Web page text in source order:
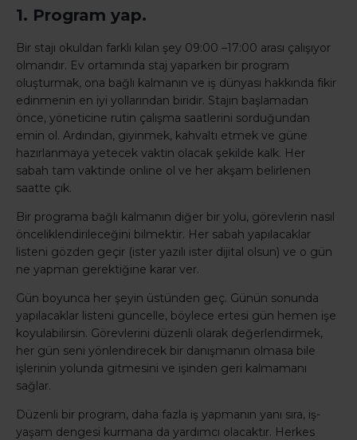
1. Program yap.
Bir stajı okuldan farklı kılan şey 09:00 –17:00 arası çalışıyor
olmandır. Ev ortamında staj yaparken bir program
oluşturmak, ona bağlı kalmanın ve iş dünyası hakkında fikir
edinmenin en iyi yollarından biridir. Stajın başlamadan
önce, yöneticine rutin çalışma saatlerini sorduğundan
emin ol. Ardından, giyinmek, kahvaltı etmek ve güne
hazırlanmaya yetecek vaktin olacak şekilde kalk. Her
sabah tam vaktinde online ol ve her akşam belirlenen
saatte çık.
Bir programa bağlı kalmanın diğer bir yolu, görevlerin nasıl
önceliklendirileceğini bilmektir. Her sabah yapılacaklar
listeni gözden geçir (ister yazılı ister dijital olsun) ve o gün
ne yapman gerektiğine karar ver.
Gün boyunca her şeyin üstünden geç. Günün sonunda
yapılacaklar listeni güncelle, böylece ertesi gün hemen işe
koyulabilirsin. Görevlerini düzenli olarak değerlendirmek,
her gün seni yönlendirecek bir danışmanın olmasa bile
işlerinin yolunda gitmesini ve işinden geri kalmamanı
sağlar.
Düzenli bir program, daha fazla iş yapmanın yanı sıra, iş-
yaşam dengesi kurmana da yardımcı olacaktır. Herkes